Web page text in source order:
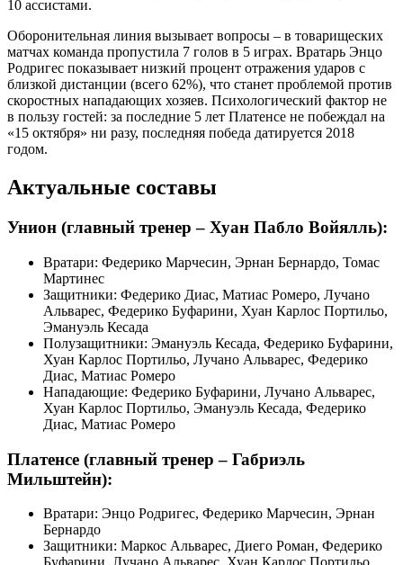
10 ассистами.
Оборонительная линия вызывает вопросы – в товарищеских
матчах команда пропустила 7 голов в 5 играх. Вратарь Энцо
Родригес показывает низкий процент отражения ударов с
близкой дистанции (всего 62%), что станет проблемой против
скоростных нападающих хозяев. Психологический фактор не
в пользу гостей: за последние 5 лет Платенсе не побеждал на
«15 октября» ни разу, последняя победа датируется 2018
годом.
Актуальные составы
Унион (главный тренер – Хуан Пабло Войялль):
Вратари: Федерико Марчесин, Эрнан Бернардо, Томас
Мартинес
Защитники: Федерико Диас, Матиас Ромеро, Лучано
Альварес, Федерико Буфарини, Хуан Карлос Портильо,
Эмануэль Кесада
Полузащитники: Эмануэль Кесада, Федерико Буфарини,
Хуан Карлос Портильо, Лучано Альварес, Федерико
Диас, Матиас Ромеро
Нападающие: Федерико Буфарини, Лучано Альварес,
Хуан Карлос Портильо, Эмануэль Кесада, Федерико
Диас, Матиас Ромеро
Платенсе (главный тренер – Габриэль
Мильштейн):
Вратари: Энцо Родригес, Федерико Марчесин, Эрнан
Бернардо
Защитники: Маркос Альварес, Диего Роман, Федерико